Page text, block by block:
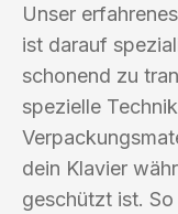
Unser
ist darauf
schonend zu
spezielle
dein Klavier
geschützt ist.